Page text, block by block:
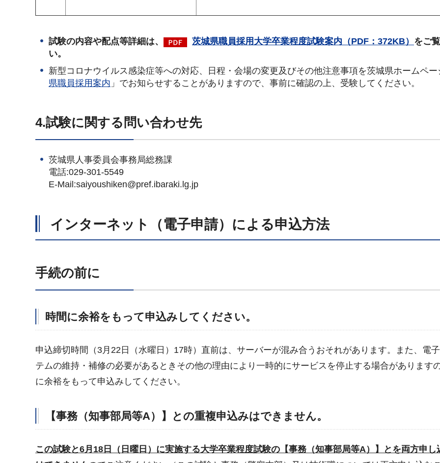
試験の内容や配点等詳細は、 茨城県職員採用大学卒業程度試験案内（PDF：372KB） をご
い。
新型コロナウイルス感染症等への対応、日程・会場の変更及びその他注意事項を茨城県ホームペー
県職員採用案内 」でお知らせすることがありますので、事前に確認の上、受験してください。
4.試験に関する問い合わせ先
茨城県人事委員会事務局総務課
電話:029-301-5549
E-Mail:saiyoushiken@pref.ibaraki.lg.jp
インターネット（電子申請）による申込方法
手続の前に
時間に余裕をもって申込みしてください。
申込締切時間（3月22日（水曜日）17時）直前は、サーバーが混み合うおそれがあります。また、電
テムの維持・補修の必要があるときその他の理由により一時的にサービスを停止する場合があります
に余裕をもって申込みしてください。
【事務（知事部局等A）】 との重複申込みはできません。
この試験と6月18日（日曜日）に実施する大学卒業程度試験の【事務（知事部局等A）】とを両方申し